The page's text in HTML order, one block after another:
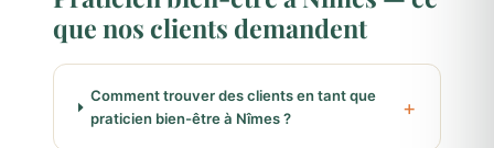
que nos clients demandent
Comment trouver des clients en tant que
praticien bien-être à Nîmes ?